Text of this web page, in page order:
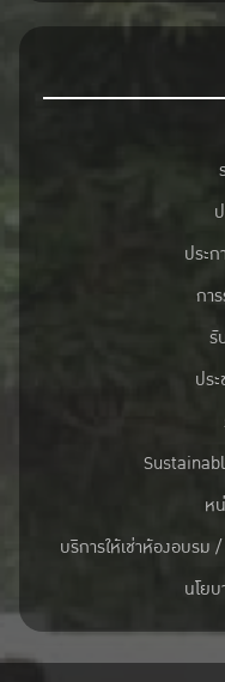
ประ
กา
รั
ปร
ห
บริการให้เช่าห้องอบร
นโย